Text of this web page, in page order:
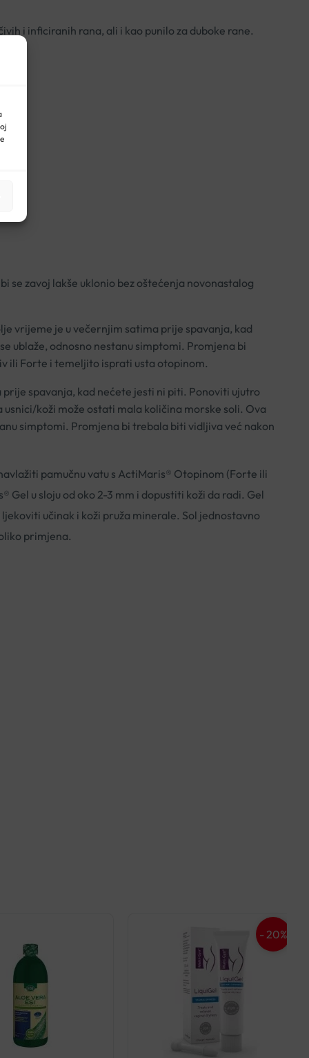
i inficiranih rana, ali i kao punilo za duboke rane.
se zavoj lakše uklonio bez oštećenja novonastalog
vrijeme je u večernjim satima prije spavanja, kad
ublaže, odnosno nestanu simptomi. Promjena bi
ili Forte i temeljito isprati usta otopinom.
spavanja, kad nećete jesti ni piti. Ponoviti ujutro
koži može ostati mala količina morske soli. Ova
simptomi. Promjena bi trebala biti vidljiva već nakon
pamučnu vatu s ActiMaris® Otopinom (Forte ili
u sloju od oko 2-3 mm i dopustiti koži da radi. Gel
učinak i koži pruža minerale. Sol jednostavno
primjena.
- 20%